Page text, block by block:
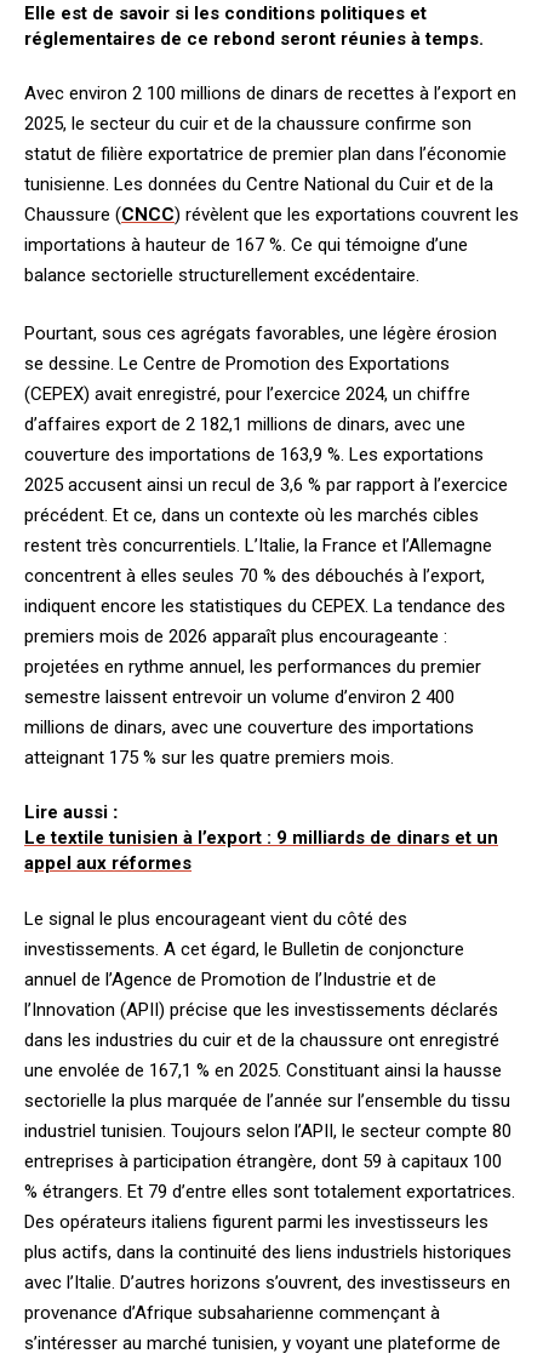
Elle est de savoir si les conditions politiques et
réglementaires de ce rebond seront réunies à temps.
Avec environ 2 100 millions de dinars de recettes à l’export en
2025, le secteur du cuir et de la chaussure confirme son
statut de filière exportatrice de premier plan dans l’économie
tunisienne. Les données du Centre National du Cuir et de la
Chaussure (CNCC) révèlent que les exportations couvrent les
importations à hauteur de 167 %. Ce qui témoigne d’une
balance sectorielle structurellement excédentaire.
Pourtant, sous ces agrégats favorables, une légère érosion
se dessine. Le Centre de Promotion des Exportations
(CEPEX) avait enregistré, pour l’exercice 2024, un chiffre
d’affaires export de 2 182,1 millions de dinars, avec une
couverture des importations de 163,9 %. Les exportations
2025 accusent ainsi un recul de 3,6 % par rapport à l’exercice
précédent. Et ce, dans un contexte où les marchés cibles
restent très concurrentiels. L’Italie, la France et l’Allemagne
concentrent à elles seules 70 % des débouchés à l’export,
indiquent encore les statistiques du CEPEX. La tendance des
premiers mois de 2026 apparaît plus encourageante :
projetées en rythme annuel, les performances du premier
semestre laissent entrevoir un volume d’environ 2 400
millions de dinars, avec une couverture des importations
atteignant 175 % sur les quatre premiers mois.
Lire aussi :
Le textile tunisien à l’export : 9 milliards de dinars et un
appel aux réformes
Le signal le plus encourageant vient du côté des
investissements. A cet égard, le Bulletin de conjoncture
annuel de l’Agence de Promotion de l’Industrie et de
l’Innovation (APII) précise que les investissements déclarés
dans les industries du cuir et de la chaussure ont enregistré
une envolée de 167,1 % en 2025. Constituant ainsi la hausse
sectorielle la plus marquée de l’année sur l’ensemble du tissu
industriel tunisien. Toujours selon l’APII, le secteur compte 80
entreprises à participation étrangère, dont 59 à capitaux 100
% étrangers. Et 79 d’entre elles sont totalement exportatrices.
Des opérateurs italiens figurent parmi les investisseurs les
plus actifs, dans la continuité des liens industriels historiques
avec l’Italie. D’autres horizons s’ouvrent, des investisseurs en
provenance d’Afrique subsaharienne commençant à
s’intéresser au marché tunisien, y voyant une plateforme de